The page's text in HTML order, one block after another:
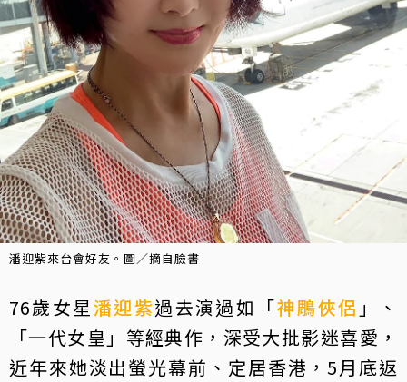
潘迎紫來台會好友。圖／摘自臉書
76歲女星潘迎紫過去演過如「神鵰俠侶 」、
「一代女皇」等經典作，深受大批影迷喜愛，
近年來她淡出螢光幕前、定居香港，5月底返